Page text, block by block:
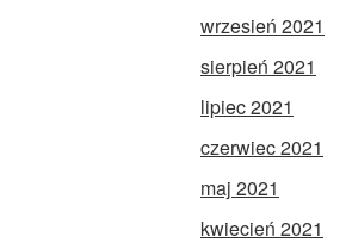
wrzesień 2021
sierpień 2021
lipiec 2021
czerwiec 2021
maj 2021
kwiecień 2021